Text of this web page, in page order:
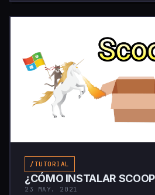
/TUTORIAL
¿CÓMO INSTALAR
23 MAY. 2021